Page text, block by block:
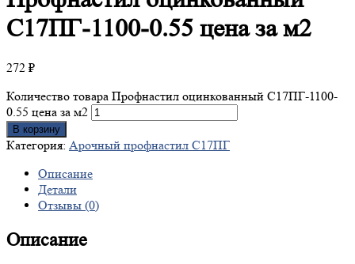
С17ПГ-1100-0.55 цена за м2
272 ₽
Количество товара Профнастил оцинкованный С17ПГ-1100-
0.55 цена за м2
В корзину
Категория: Арочный профнастил С17ПГ
Описание
Детали
Отзывы (0)
Описание